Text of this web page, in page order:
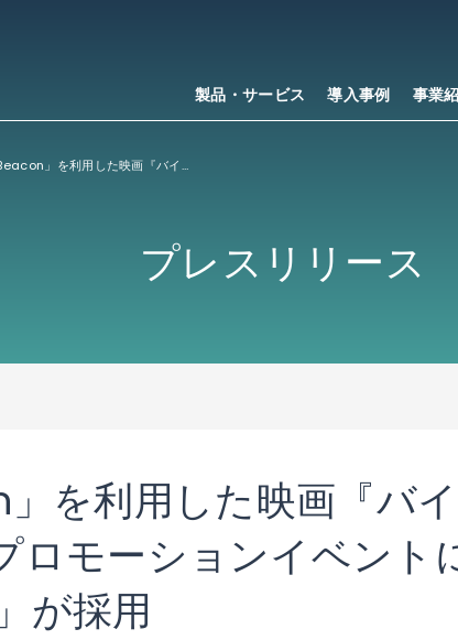
製品・サービス 導入事例 事業
「LINE Beacon」を利用した映画『バイオハザード：ザ・ファイナル』の プロモーションイベントに、 ACCESSの「ボタンビーコン
プレスリリース
」を利用した映画『バ
ロモーションイベント
」が採用